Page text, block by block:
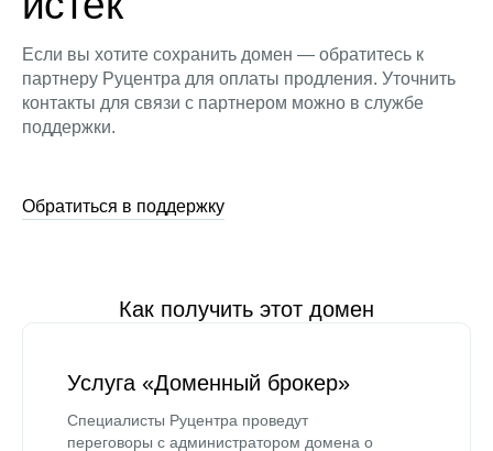
Если вы хотите сохранить домен — обратитесь к
партнеру Руцентра для оплаты продления. Уточнить
контакты для связи с партнером можно в службе
поддержки.
Обратиться в поддержку
Как получить этот домен
Услуга «Доменный брокер»
Специалисты Руцентра проведут
переговоры с администратором домена о